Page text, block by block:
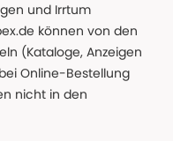
und Irrtum
können von den
(Kataloge, Anzeigen
Online-Bestellung
nicht in den